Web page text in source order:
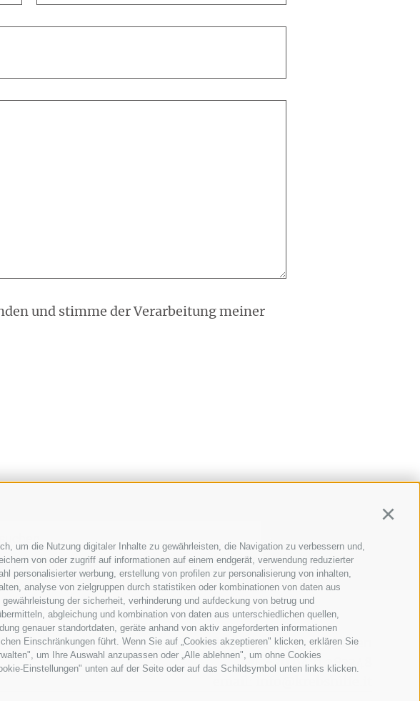
um die Nutzung digitaler Inhalte zu gewährleisten, die Navigation zu verbessern und,
von oder zugriff auf informationen auf einem endgerät, verwendung reduzierter
personalisierter werbung, erstellung von profilen zur personalisierung von inhalten,
analyse von zielgruppen durch statistiken oder kombinationen von daten aus
der sicherheit, verhinderung und aufdeckung von betrug und
abgleichung und kombination von daten aus unterschiedlichen quellen,
genauer standortdaten, geräte anhand von aktiv angeforderten informationen
Einschränkungen führt. Wenn Sie auf „Cookies akzeptieren" klicken, erklären Sie
um Ihre Auswahl anzupassen oder „Alle ablehnen", um ohne Cookies
Einstellungen" unten auf der Seite oder auf das Schildsymbol unten links klicken.
und stimme der Verarbeitung meiner
Marconistraße 1b I-39100 Bozen
Tel. +39 0471 283348